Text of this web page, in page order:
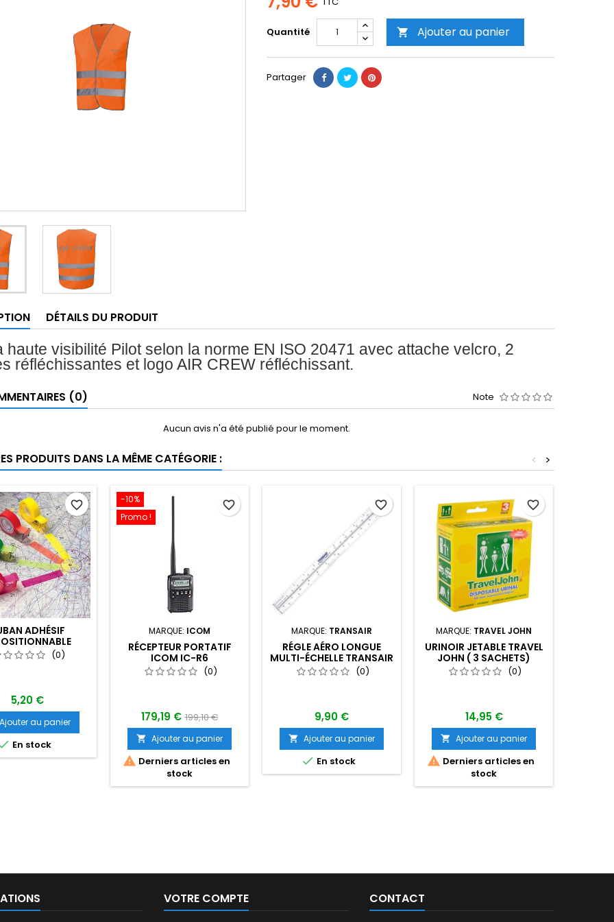
Quantité  Ajouter au panier
Partager
DÉTAILS DU PRODUIT
haute visibilité Pilot selon la norme EN ISO 20471 avec attache velcro, 2
réfléchissantes et logo AIR CREW réfléchissant.
(0) Note
Aucun avis n'a été publié pour le moment.
PRODUITS DANS LA MÊME CATÉGORIE : >
<
ADHÉSIF
(ORANGE)(0)
5,20 €
Ajouter au panier
En stock
favorite_border
-10%
Promo !
MARQUE: ICOM
RÉCEPTEUR PORTATIF
ICOM IC-R6
(0)
179,19 € 199,10 €
 Ajouter au panier
 Derniers articles en
stock
favorite_border
MARQUE: TRANSAIR
RÉGLE AÉRO LONGUE
MULTI-ÉCHELLE TRANSAIR
(42 CMS) (0)
9,90 €
 Ajouter au panier
 En stock
favorite_border
MARQUE: TRAVEL JOHN
URINOIR JETABLE TRAVEL
JOHN ( 3 SACHETS)
(0)
14,95 €
 Ajouter au panier
 Derniers articles en
stock
favorite_border
VOTRE COMPTE CONTACT